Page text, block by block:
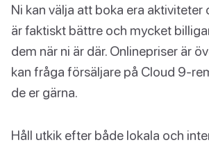
Ni kan välja att boka era aktiviteter
är faktiskt bättre och mycket
dem när ni är där. Onlinepriser är
kan fråga försäljare på Cloud 9-
de er gärna.
Håll utkik efter både lokala och